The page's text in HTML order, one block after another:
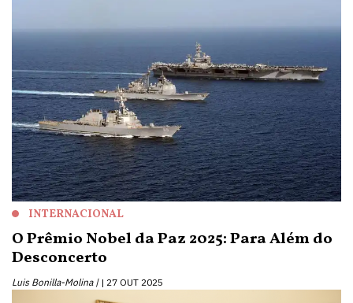
INTERNACIONAL
O Prêmio Nobel da Paz 2025: Para Além do
Desconcerto
Luis Bonilla-Molina | 27 OUT 2025